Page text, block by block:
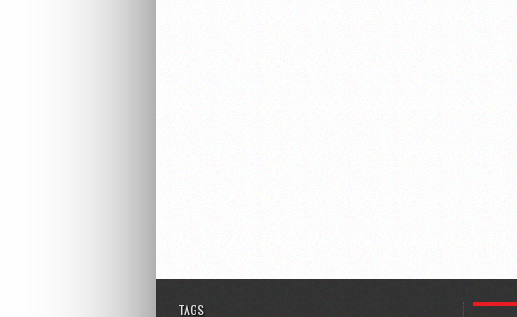
TAGS